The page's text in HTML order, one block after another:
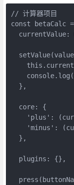
// 计算器项目
const betaCalc
currentValue:
  },
  core: {
'plus':
'minus':
  },
plugins: